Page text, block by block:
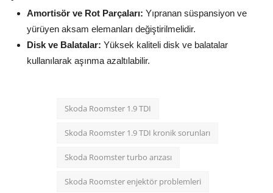
Amortisör ve Rot Parçaları: Yıpranan süspansiyon ve
yürüyen aksam elemanları değiştirilmelidir.
Disk ve Balatalar: Yüksek kaliteli disk ve balatalar
kullanılarak aşınma azaltılabilir.
Skoda Roomster 1.9 TDI
Skoda Roomster 1.9 TDI kronik sorunları
Skoda Roomster turbo arızası
Skoda Roomster enjektör problemleri